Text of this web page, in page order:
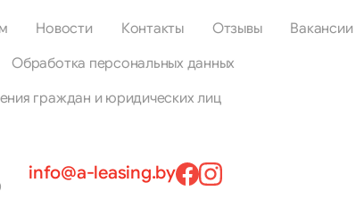
Новости Контакты Отзывы
Вакансии
Обработка персональных данных
граждан и юридических лиц
info@a-leasing.by